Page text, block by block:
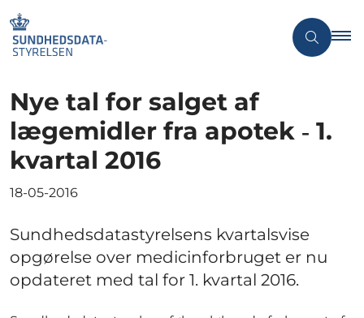
Nye tal for salget af
lægemidler fra apotek ‐ 1.
kvartal 2016
18-05-2016
Sundhedsdatastyrelsens kvartalsvise
opgørelse over medicinforbruget er nu
opdateret med tal for 1. kvartal 2016.